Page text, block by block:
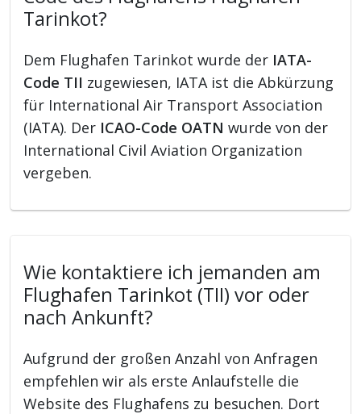
Tarinkot?
Dem Flughafen Tarinkot wurde der IATA-
Code TII zugewiesen, IATA ist die Abkürzung
für International Air Transport Association
(IATA). Der ICAO-Code OATN wurde von der
International Civil Aviation Organization
vergeben.
Wie kontaktiere ich jemanden am
Flughafen Tarinkot (TII) vor oder
nach Ankunft?
Aufgrund der großen Anzahl von Anfragen
empfehlen wir als erste Anlaufstelle die
Website des Flughafens zu besuchen. Dort